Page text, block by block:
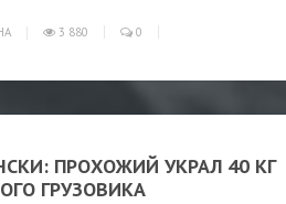
3 880 0
ПРОХОЖИЙ УКРАЛ 40 КГ
ГРУЗОВИКА